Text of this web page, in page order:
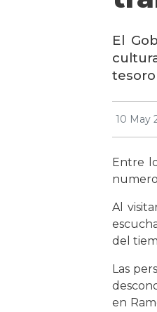
El
10 May
Entre
Al
del
Las
en